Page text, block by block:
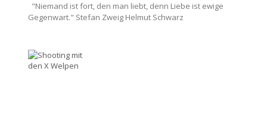
"Niemand ist fort, den man liebt, denn Liebe ist ewige
Gegenwart." Stefan Zweig Helmut Schwarz